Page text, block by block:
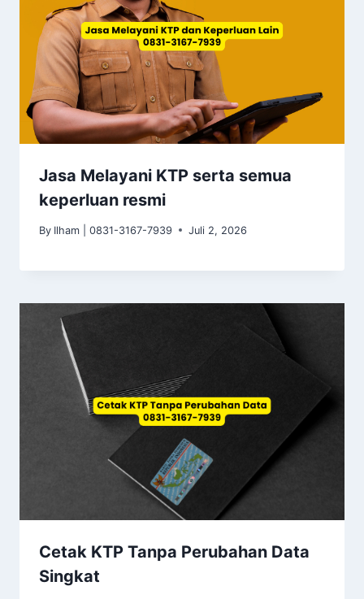
Jasa Melayani KTP serta semua
keperluan resmi
By Ilham | 0831-3167-7939 Juli 2, 2026
Cetak KTP Tanpa Perubahan Data
Singkat